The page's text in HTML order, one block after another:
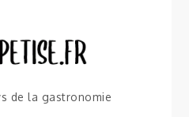
de la gastronomie